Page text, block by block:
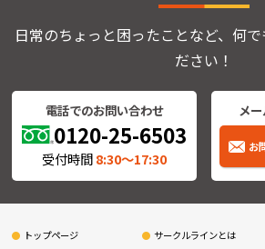
日常のちょっと困ったことなど、何
ださい！
電話でのお問い合わせ
0120-25-6503
受付時間8:30〜17:30
メ
お
トップページ サークルラインとは